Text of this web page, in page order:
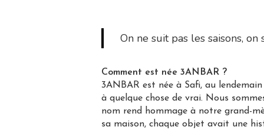
On ne suit pas les saisons, on
Comment est née 3ANBAR ?
3ANBAR est née à Safi, au
à quelque chose de vrai. Nous
nom rend hommage à notre grand-
sa maison, chaque objet avait une